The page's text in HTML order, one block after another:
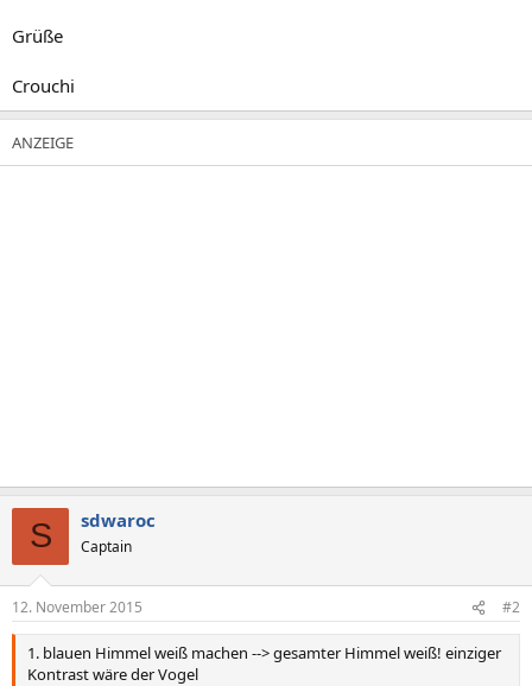
Grüße
Crouchi
S sdwaroc
Captain
12. November 2015 #2
1. blauen Himmel weiß machen --> gesamter Himmel weiß! einziger
Kontrast wäre der Vogel